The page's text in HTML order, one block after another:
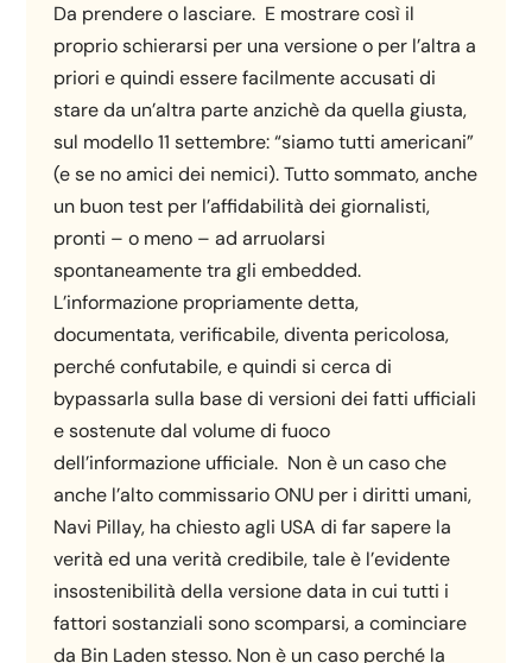
Da prendere o lasciare. E mostrare così il
proprio schierarsi per una versione o per l’altra a
priori e quindi essere facilmente accusati di
stare da un’altra parte anzichè da quella giusta,
sul modello 11 settembre: “siamo tutti americani”
(e se no amici dei nemici). Tutto sommato, anche
un buon test per l’affidabilità dei giornalisti,
pronti – o meno – ad arruolarsi
spontaneamente tra gli embedded.
L’informazione propriamente detta,
documentata, verificabile, diventa pericolosa,
perché confutabile, e quindi si cerca di
bypassarla sulla base di versioni dei fatti ufficiali
e sostenute dal volume di fuoco
dell’informazione ufficiale. Non è un caso che
anche l’alto commissario ONU per i diritti umani,
Navi Pillay, ha chiesto agli USA di far sapere la
verità ed una verità credibile, tale è l’evidente
insostenibilità della versione data in cui tutti i
fattori sostanziali sono scomparsi, a cominciare
da Bin Laden stesso. Non è un caso perché la